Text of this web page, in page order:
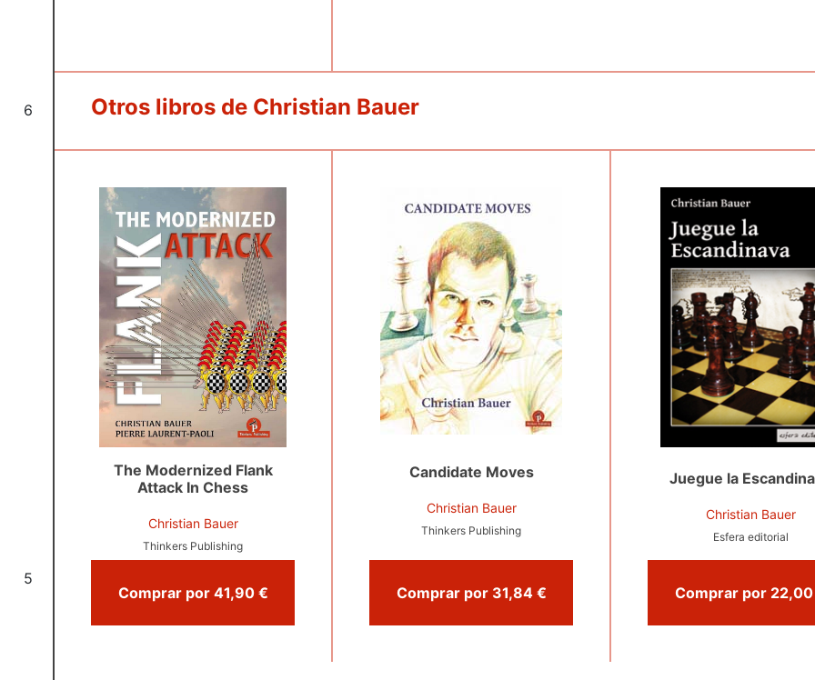
6
5
Otros libros de Christian Bauer
The Modernized Flank
Attack In Chess
Christian Bauer
Thinkers Publishing
Comprar por 41,90 €
Candidate Moves
Christian Bauer
Thinkers Publishing
Comprar por 31,84 €
Juegue la
Christian Bauer
Esfera editorial